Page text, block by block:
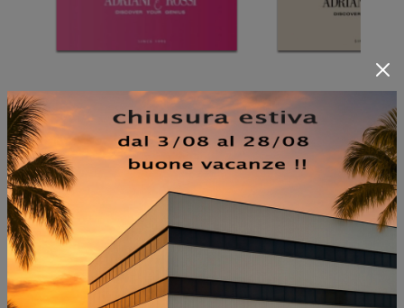
NON PERDERTI ANCHE:
TAPPETO MARE